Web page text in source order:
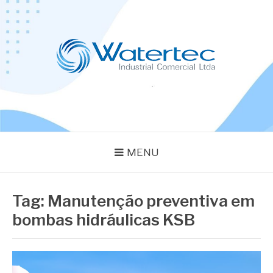
Pular
para
conteúdo
MENU
Tag: Manutenção preventiva em
bombas hidráulicas KSB